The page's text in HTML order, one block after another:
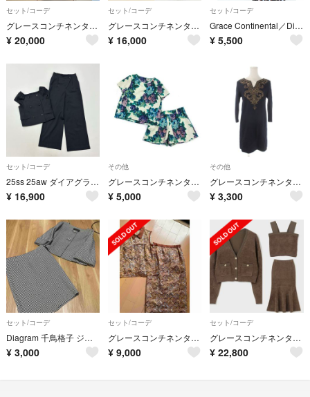
セット/コーデ
グレースコンチネンタルセットアップ
¥ 20,000
セット/コーデ
グレースコンチネンタル ラメニットワンピース カーディガン セットアップ 36
¥ 16,000
セット/コーデ
Grace Continental／Diagram セットアップ
¥ 5,500
セット/コーデ
25ss 25aw ダイアグラム セット アップ ジャケット ワイド パンツ
¥ 16,900
その他
グレースコンチネンタル ローズプリント セットアップ ショートパンツ 38 36
¥ 5,000
その他
グレースコンチネンタル ワンピース 36 紺 ネイビー Vネック ビーズ刺繍
¥ 3,300
セット/コーデ
Diagram 千鳥格子 ジャケット スカート セット
¥ 3,000
セット/コーデ
グレースコンチネンタル 星刺繍 ２点セット 未使用品 ベージュ
¥ 9,000
セット/コーデ
グレースコンチネンタル モールニット 3点 セット 36
¥ 22,800